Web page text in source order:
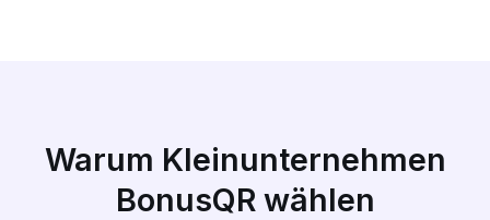
Warum Kleinunternehmen
BonusQR wählen